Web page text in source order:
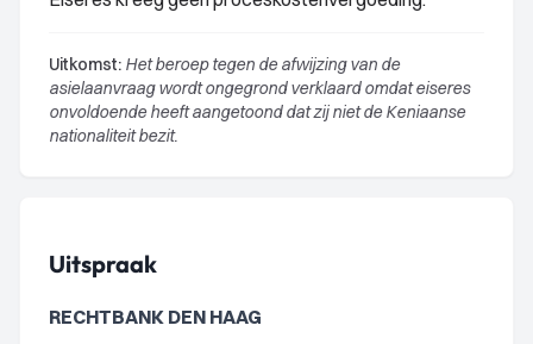
Uitkomst: Het beroep tegen de afwijzing van de
asielaanvraag wordt ongegrond verklaard omdat eiseres
onvoldoende heeft aangetoond dat zij niet de Keniaanse
nationaliteit bezit.
Uitspraak
RECHTBANK DEN HAAG